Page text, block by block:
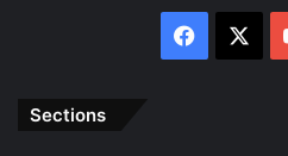
Sections